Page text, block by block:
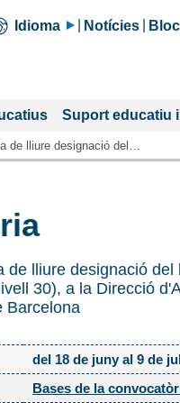
Idioma Notícies Bloc
Suport educatiu
de lliure designació del…
de lliure designació
30), a la Direcció
Barcelona
del 18 de juny al 9 de
Bases de la